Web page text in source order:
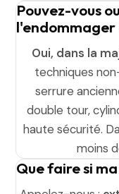
Pouvez-vous
l'endommager
Oui, dans la
techniques
serrure
double tour,
haute sécurité.
moins
Que faire si